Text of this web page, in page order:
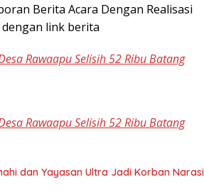
Berita Acara Dengan Realisasi
dengan link berita
Rawaapu Selisih 52 Ribu Batang
Rawaapu Selisih 52 Ribu Batang
dan Yayasan Ultra Jadi Korban Narasi